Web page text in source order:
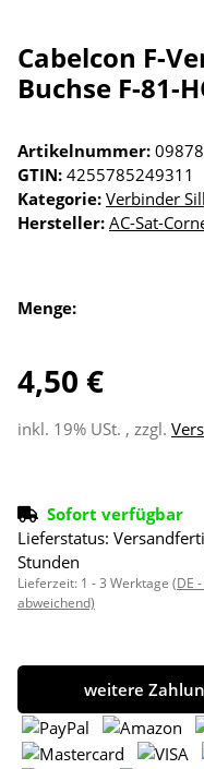
Cabelcon F-
Buchse F-81-
Artikelnummer:
GTIN: 4255785249311
Kategorie: Verbinder
Hersteller: AC-Sat-
Menge:
4,50 €
inkl. 19% USt. , zzgl.
Sofort verfügbar
Lieferstatus:
Stunden
Lieferzeit: 1 - 3 Werktage (DE
abweichend)
weitere